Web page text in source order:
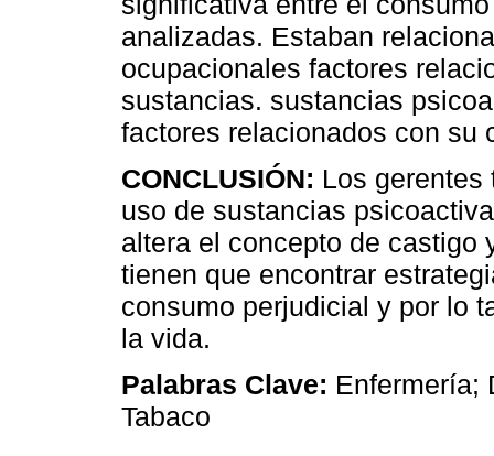
analizadas. Estaban
ocupacionales factores
sustancias. sustancias
factores relacionados con su
CONCLUSIÓN: Los
uso de sustancias
altera el concepto de castigo
tienen que encontrar
consumo perjudicial y por lo
la vida.
Palabras Clave: Enfermería;
Tabaco